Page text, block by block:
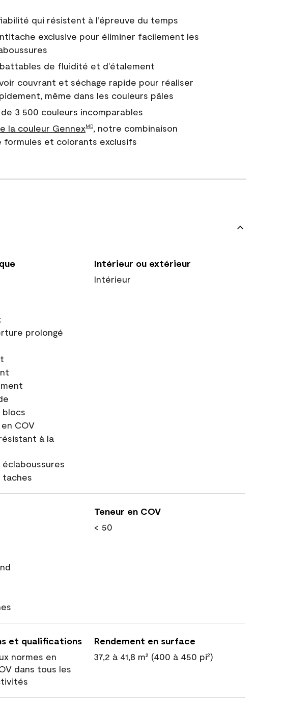
qui résistent à l’épreuve du temps
exclusive pour éliminer facilement les
de fluidité et d’étalement
couvrant et séchage rapide pour réaliser
même dans les couleurs pâles
3 500 couleurs incomparables
la couleur GennexMD, notre combinaison
formules et colorants exclusifs
prolongé
blocs
COV
à la
taches
Intérieur ou extérieur
Intérieur
Teneur en COV
< 50
et qualifications
normes en
dans tous les
Rendement en surface
37,2 à 41,8 m² (400 à 450 pi²)